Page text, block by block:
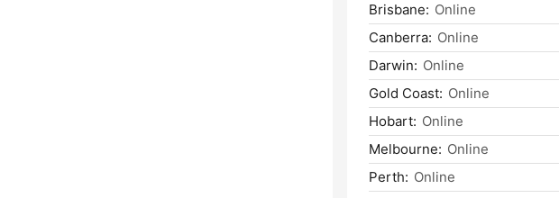
Brisbane: Online
Canberra: Online
Darwin: Online
Gold Coast: Online
Hobart: Online
Melbourne: Online
Perth: Online